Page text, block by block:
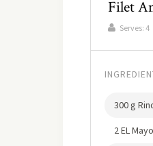
Filet
Serves: 4
300 g
2 EL